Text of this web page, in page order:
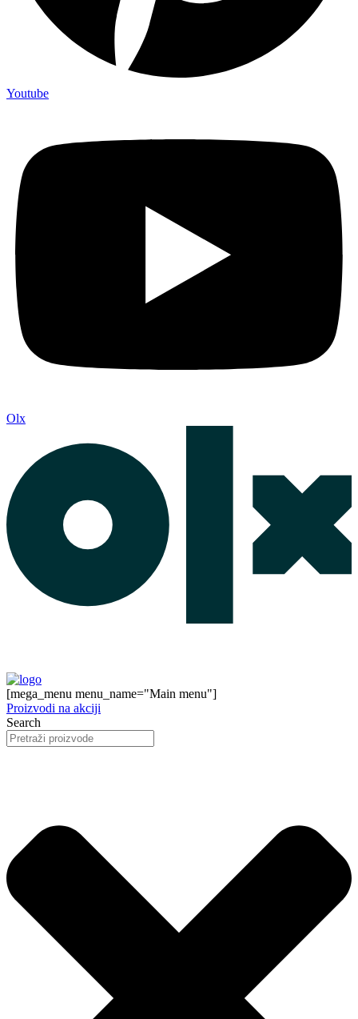
Youtube
Olx
[mega_menu menu_name="Main menu"]
Proizvodi na akciji
Search